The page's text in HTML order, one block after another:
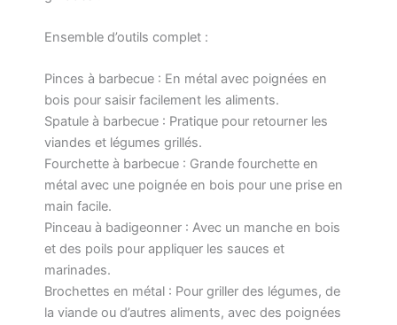
Ensemble d’outils complet :
Pinces à barbecue : En métal avec poignées en
bois pour saisir facilement les aliments.
Spatule à barbecue : Pratique pour retourner les
viandes et légumes grillés.
Fourchette à barbecue : Grande fourchette en
métal avec une poignée en bois pour une prise en
main facile.
Pinceau à badigeonner : Avec un manche en bois
et des poils pour appliquer les sauces et
marinades.
Brochettes en métal : Pour griller des légumes, de
la viande ou d’autres aliments, avec des poignées